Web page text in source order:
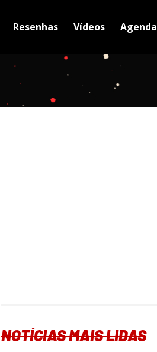
Resenhas Vídeos Agenda
NOTÍCIAS MAIS LIDAS